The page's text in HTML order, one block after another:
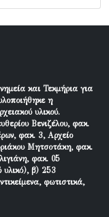
και Τεκμήρια για
η
υλικού.
Βενιζέλου, φακ.
φακ. 3, Αρχείο
Μητσοτάκη, φακ.
φακ. 05
υλικό), β) 253
φωτιστικά,